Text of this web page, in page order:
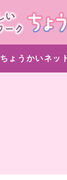
ちょうかいネッ